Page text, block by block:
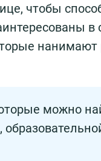
чтобы
в
нанимают
можно